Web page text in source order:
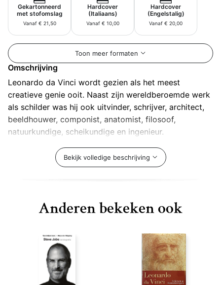
Gekartonneerd
met stofomslag
Vanaf € 21,50
Hardcover
(Italiaans)
Vanaf € 10,00
Hardcover
(Engelstalig)
Vanaf € 20,00
Toon meer formaten
Omschrijving
Leonardo da Vinci wordt gezien als het meest
creatieve genie ooit. Naast zijn wereldberoemde werk
als schilder was hij ook uitvinder, schrijver, architect,
beeldhouwer, componist, anatomist, filosoof,
natuurkundige, scheikundige en ingenieur.
aantekenboeken en nieuwe ontdekkingen over zijn
leven en werk vertelt Isaacson een prachtig verhaal
gebaseerd was op vaardigheden die we in de hand
grenst aan fantasie.
Walter Isaacsonis auteur van talloze biografieën die
alom worden geprezen, waaronder
Steve
Einstein, en
. Hij is CEO van het
Bekijk volledige beschrijving
Anderen bekeken ook